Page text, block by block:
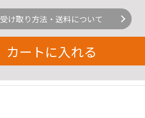
受け取り方法・送料について
カートに入れる